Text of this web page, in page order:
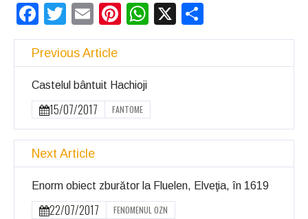
Facebook
Twitter
EmailPinterest
WhatsApp
X
Previous Article
Castelul bântuit Hachioji
15/07/2017 FANTOME
Next Article
Enorm obiect zburător la Fluelen, Elveţia, în 1619
22/07/2017 FENOMENUL OZN